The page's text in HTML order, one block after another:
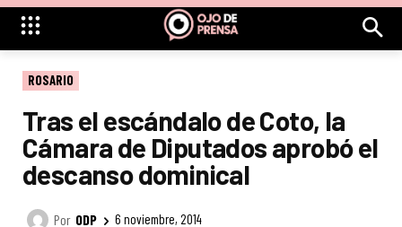
ROSARIO
Tras el escándalo de Coto, la
Cámara de Diputados aprobó el
descanso dominical
Por ODP 6 noviembre, 2014